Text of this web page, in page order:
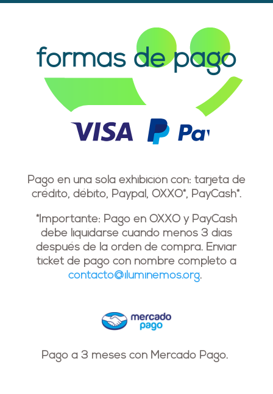
formas de pago
Pago en una sola exhibición con: tarjeta de
crédito, débito, Paypal, OXXO*, PayCash*.
*Importante: Pago en OXXO y PayCash
debe liquidarse cuando menos 3 días
después de la orden de compra. Enviar
ticket de pago con nombre completo a
contacto@iluminemos.org.
Pago a3 meses con Mercado Pago.